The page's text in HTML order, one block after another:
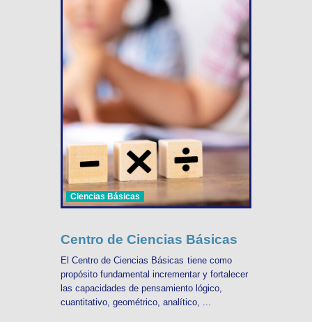
Ciencias Básicas
Centro de Ciencias Básicas
El Centro de Ciencias Básicas tiene como
propósito fundamental incrementar y fortalecer
las capacidades de pensamiento lógico,
cuantitativo, geométrico, analítico, ...